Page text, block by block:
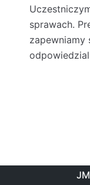
sprawach.
zapewniamy